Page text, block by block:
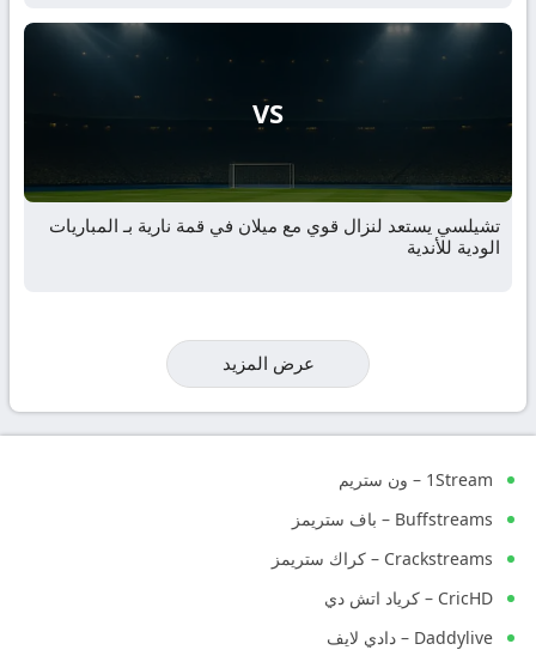
VS
تشيلسي يستعد لنزال قوي مع ميلان في قمة نارية بـ المباريات
الودية للأندية
عرض المزيد
1Stream – ون ستريم
Buffstreams – باف ستريمز
Crackstreams – كراك ستريمز
CricHD – كرياد اتش دي
Daddylive – دادي لايف